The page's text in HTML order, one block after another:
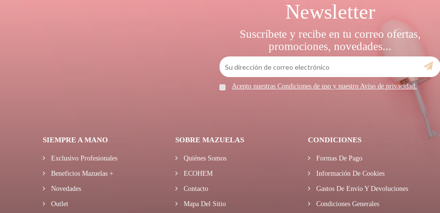
Newsletter
Suscríbete y recibe en tu correo ofertas,
promociones, novedades...
Acepto nuestras Condiciones de uso y nuestro Aviso de privacidad.
SIEMPRE A MANO
Exclusivo Profesionales
Beneficios Mazuelas +
Novedades
Outlet
SOBRE MAZUELAS
Quiénes Somos
ECOHEM
Contacto
Mapa Del Sitio
CONDICIONES
Formas De Pago
Información De Cookies
Gastos De Envío Y Devoluciones
Condiciones Generales